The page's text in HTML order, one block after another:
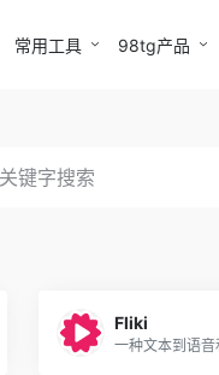
常用工具 98tg产品
Fliki